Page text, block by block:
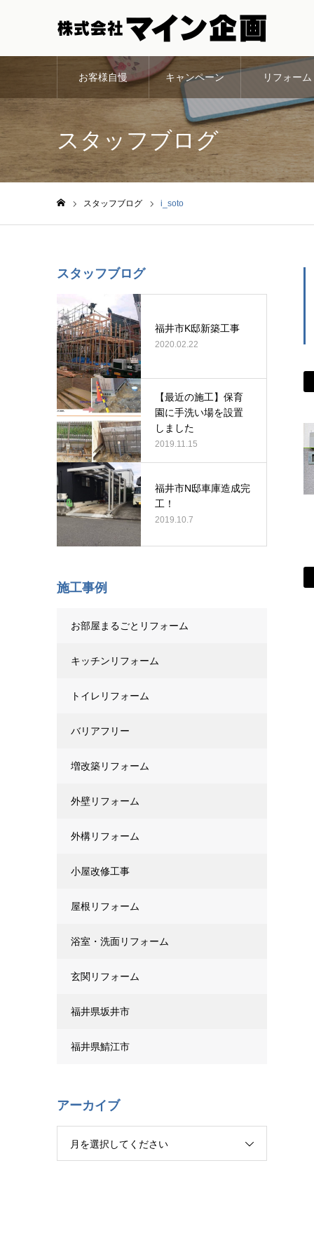
お客様自慢 キャンペーン リフォーム
スタッフブログ
スタッフブログ i_soto
スタッフブログ
福井市K邸新築工事
2020.02.22
【最近の施工】保育
園に手洗い場を設置
しました
2019.11.15
福井市N邸車庫造成完
工！
2019.10.7
施工事例
お部屋まるごとリフォーム
キッチンリフォーム
トイレリフォーム
バリアフリー
増改築リフォーム
外壁リフォーム
外構リフォーム
小屋改修工事
屋根リフォーム
浴室・洗面リフォーム
玄関リフォーム
福井県坂井市
福井県鯖江市
アーカイブ
月を選択してください